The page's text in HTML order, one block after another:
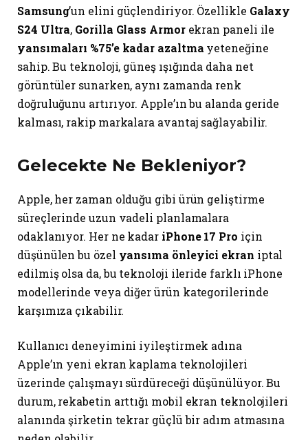
Samsung’un elini güçlendiriyor. Özellikle Galaxy
S24 Ultra, Gorilla Glass Armorekran paneli ile
yansımaları %75’e kadar azaltma yeteneğine
sahip. Bu teknoloji, güneş ışığında daha net
görüntüler sunarken, aynı zamanda renk
doğruluğunu artırıyor. Apple’ın bu alanda geride
kalması, rakip markalara avantaj sağlayabilir.
Gelecekte Ne Bekleniyor?
Apple, her zaman olduğu gibi ürün geliştirme
süreçlerinde uzun vadeli planlamalara
odaklanıyor. Her ne kadar iPhone 17 Pro için
düşünülen bu özel yansıma önleyici ekran iptal
edilmiş olsa da, bu teknoloji ileride farklı iPhone
modellerinde veya diğer ürün kategorilerinde
karşımıza çıkabilir.
Kullanıcı deneyimini iyileştirmek adına
Apple’ın yeni ekran kaplama teknolojileri
üzerinde çalışmayı sürdüreceği düşünülüyor. Bu
durum, rekabetin arttığı mobil ekran teknolojileri
alanında şirketin tekrar güçlü bir adım atmasına